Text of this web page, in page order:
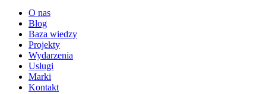
O nas
Blog
Baza wiedzy
Projekty
Wydarzenia
Usługi
Marki
Kontakt